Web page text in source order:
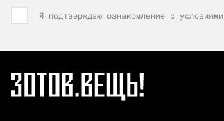
Я подтверждаю ознакомление с условиями